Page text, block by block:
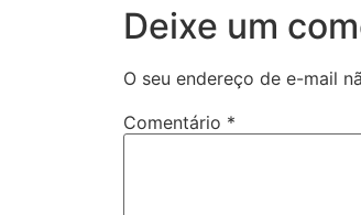
Deixe um
O seu endereço de e-mail
Comentário *